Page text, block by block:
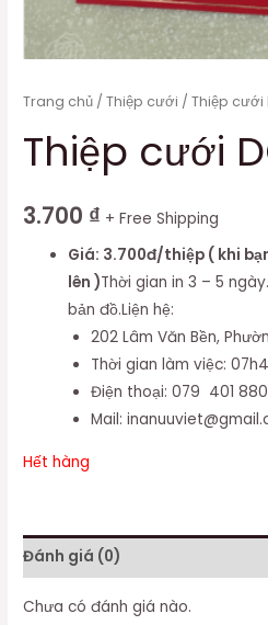
Trang chủ /Thiệp cưới / Thiệp cưới
Thiệp cưới
3.700 ₫ + Free Shipping
Giá: 3.700đ/thiệp ( khi
lên )Thời gian in 3 – 5
bản đồ.Liện hệ:
202 Lâm Văn Bền,
Thời gian làm việc:
Điện thoại: 079 401
Mail:
Hết hàng
Đánh giá (0)
Chưa có đánh giá nào.